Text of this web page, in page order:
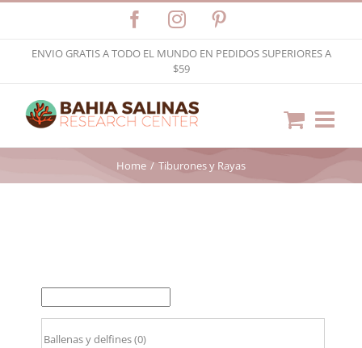
content
FacebookInstagram
ENVIO GRATIS A TODO EL MUNDO EN PEDIDOS SUPERIORES A
$59
Home Tiburones y Rayas